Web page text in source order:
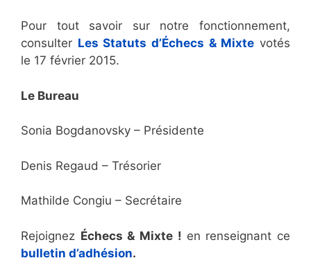
Pour tout savoir sur notre fonctionnement,
consulter Les Statuts d’Échecs & Mixte votés
le 17 février 2015.
Le Bureau
Sonia Bogdanovsky – Présidente
Denis Regaud – Trésorier
Mathilde Congiu – Secrétaire
Rejoignez Échecs & Mixte ! en renseignant ce
bulletin d’adhésion.